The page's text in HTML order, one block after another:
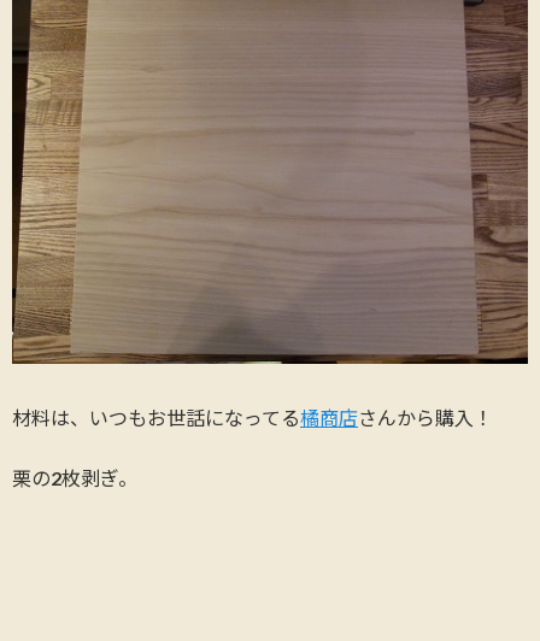
材料は、いつもお世話になってる橘商店さんから購入！
栗の2枚剥ぎ。